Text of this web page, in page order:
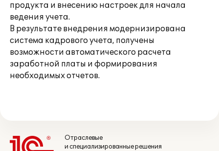
продукта и внесению настроек для начала
ведения учета.
В результате внедрения модернизирована
система кадрового учета, получены
возможности автоматического расчета
заработной платы и формирования
необходимых отчетов.
Отраслевые
и специализированные решения